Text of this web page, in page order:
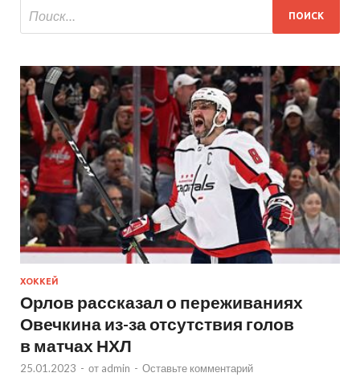
ХОККЕЙ
Орлов рассказал о переживаниях
Овечкина из-за отсутствия голов
в матчах НХЛ
25.01.2023 - от admin - Оставьте комментарий